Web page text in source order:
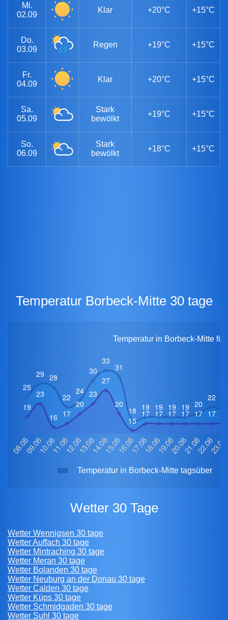
Mi.
02.09
Klar +20°C +15°C
Do.
03.09
Regen +19°C +15°C
Fr.
04.09
Klar +20°C +15°C
Sa.
05.09
Stark
bewölkt
+19°C +15°C
So.
06.09
Stark
bewölkt
+18°C +15°C
Temperatur Borbeck-Mitte 30 tage
Temperatur in Borbeck-Mitte
Temperatur in Borbeck-Mitte tagsüber
Wetter 30 Tage
Wetter Wennigsen 30 tage
Wetter Auffach 30 tage
Wetter Mintraching 30 tage
Wetter Meran 30 tage
Wetter Bolanden 30 tage
Wetter Neuburg an der Donau 30 tage
Wetter Calden 30 tage
Wetter Küps 30 tage
Wetter Schmidgaden 30 tage
Wetter Suhl 30 tage